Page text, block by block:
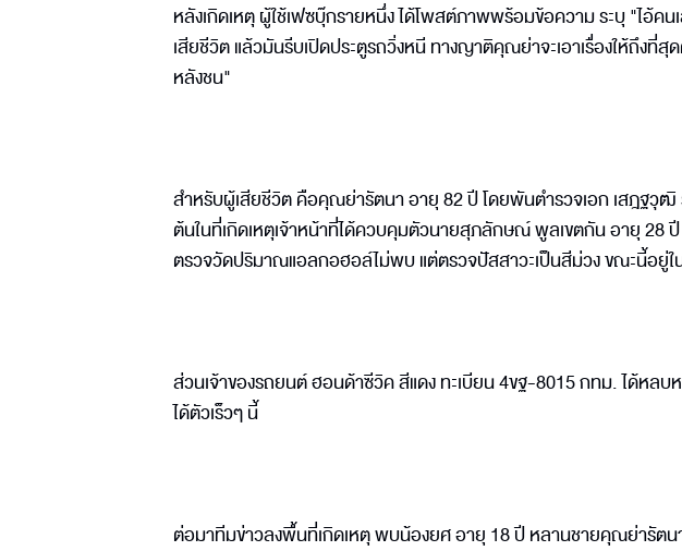
หลังเกิดเหตุ ผู้ใช้เฟซบุ๊กรายหนึ่ง ได้โพสต์ภาพพร้อมข้อความ ระบุ "ไอ้ค
เสียชีวิต แล้วมันรีบเปิดประตูรถวิ่งหนี ทางญาติคุณย่าจะเอาเรื่องให้ถึงที่สุ
หลังชน"
สำหรับผู้เสียชีวิต คือคุณย่ารัตนา อายุ 82 ปี โดยพันตำรวจเอก เสฎฐวุ
ต้นในที่เกิดเหตุเจ้าหน้าที่ได้ควบคุมตัวนายสุภลักษณ์ พูลเขตกัน อายุ 28 ปี
ตรวจวัดปริมาณแอลกอฮอล์ไม่พบ แต่ตรวจปัสสาวะเป็นสีม่วง ขณะนี้อยู่
ส่วนเจ้าของรถยนต์ ฮอนด้าซีวิค สีแดง ทะเบียน 4ขฐ-8015 กทม. ได้หล
ได้ตัวเร็วๆ นี้
ต่อมาทีมข่าวลงพื้นที่เกิดเหตุ พบน้องยศ อายุ 18 ปี หลานชายคุณย่ารัตนา